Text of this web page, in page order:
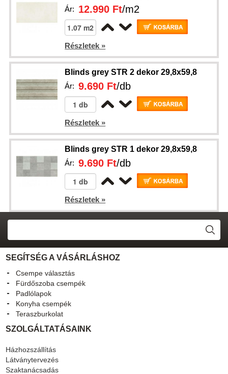
Ár: 12.990 Ft/m2
Részletek »
Blinds grey STR 2 dekor 29,8x59,8
Ár:9.690 Ft/db
Részletek »
Blinds grey STR 1 dekor 29,8x59,8
Ár:9.690 Ft/db
Részletek »
SEGÍTSÉG A VÁSÁRLÁSHOZ
Csempe választás
Fürdőszoba csempék
Padlólapok
Konyha csempék
Teraszburkolat
SZOLGÁLTATÁSAINK
Házhozszállítás
Látványtervezés
Szaktanácsadás